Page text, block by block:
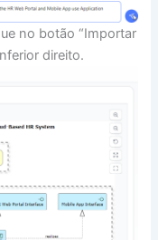
no botão “Importar
direito.